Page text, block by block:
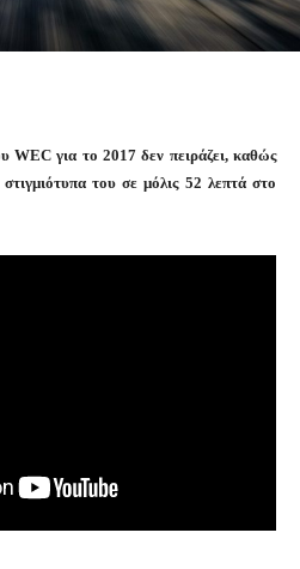
WEC για το 2017 δεν πειράζει, καθώς
του σε μόλις 52 λεπτά στο